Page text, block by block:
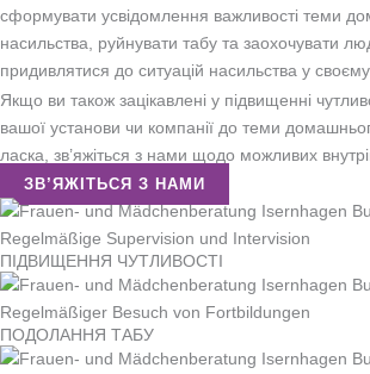
сформувати усвідомлення важливості теми
насильства, руйнувати табу та заохочувати
придивлятися до ситуацій насильства у своєму
Якщо ви також зацікавлені у підвищенні
вашої установи чи компанії до теми
ласка, зв’яжіться з нами щодо можливих
ЗВ’ЯЖІТЬСЯ З НАМИ
ПІДВИЩЕННЯ ЧУТЛИВОСТІ
ПОДОЛАННЯ ТАБУ